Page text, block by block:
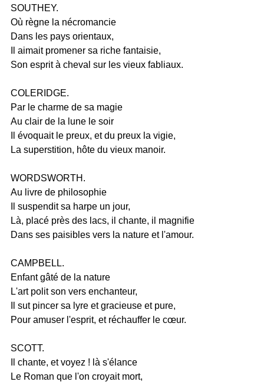
SOUTHEY.
Où règne la nécromancie
Dans les pays orientaux,
Il aimait promener sa riche fantaisie,
Son esprit à cheval sur les vieux fabliaux.
COLERIDGE.
Par le charme de sa magie
Au clair de la lune le soir
Il évoquait le preux, et du preux la vigie,
La superstition, hôte du vieux manoir.
WORDSWORTH.
Au livre de philosophie
Il suspendit sa harpe un jour,
Là, placé près des lacs, il chante, il magnifie
Dans ses paisibles vers la nature et l'amour.
CAMPBELL.
Enfant gâté de la nature
L'art polit son vers enchanteur,
Il sut pincer sa lyre et gracieuse et pure,
Pour amuser l'esprit, et réchauffer le cœur.
SCOTT.
Il chante, et voyez ! là s'élance
Le Roman que l'on croyait mort,